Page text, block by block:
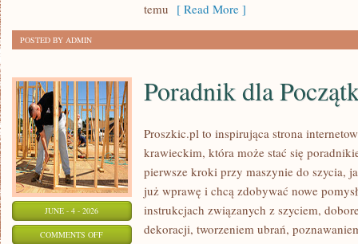
temu [ Read More ]
POSTED BY ADMIN
JUNE - 4 - 2026
COMMENTS OFFON
Poradnik dla
Proszkic.pl to inspirująca strona
krawieckim, która może stać się
pierwsze kroki przy maszynie do szycia,
już wprawę i chcą zdobywać nowe
instrukcjach związanych z szyciem,
dekoracji, tworzeniem ubrań,